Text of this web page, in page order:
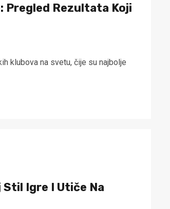
Pregled Rezultata Koji
klubova na svetu, čije su najbolje
Stil Igre I Utiče Na